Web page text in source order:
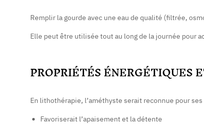
Remplir la gourde avec une eau de qualité (filtrée,
Elle peut être utilisée tout au long de la journée pour
PROPRIÉTÉS ÉNERGÉTIQUES
En lithothérapie, l’améthyste serait reconnue pour
Favoriserait l’apaisement et la détente